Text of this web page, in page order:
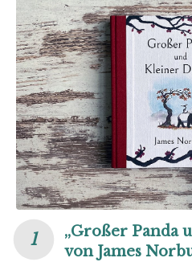
„Großer Panda
von James